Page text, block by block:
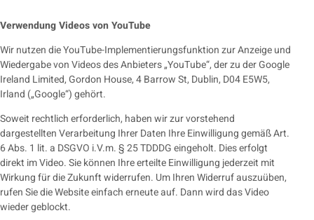
Verwendung Videos von YouTube
Wir nutzen die YouTube-Implementierungsfunktion zur Anzeige und
Wiedergabe von Videos des Anbieters „YouTube“, der zu der Google
Ireland Limited, Gordon House, 4 Barrow St, Dublin, D04 E5W5,
Irland („Google“) gehört.
Soweit rechtlich erforderlich, haben wir zur vorstehend
dargestellten Verarbeitung Ihrer Daten Ihre Einwilligung gemäß Art.
6 Abs. 1 lit. a DSGVO i.V.m. § 25 TDDDG eingeholt. Dies erfolgt
direkt im Video. Sie können Ihre erteilte Einwilligung jederzeit mit
Wirkung für die Zukunft widerrufen. Um Ihren Widerruf auszuüben,
rufen Sie die Website einfach erneute auf. Dann wird das Video
wieder geblockt.